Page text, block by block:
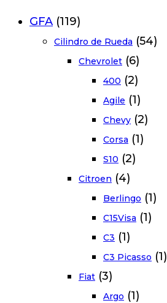
GFA (119)
Cilindro de Rueda (54)
Chevrolet (6)
400 (2)
Agile (1)
Chevy (2)
Corsa (1)
S10 (2)
Citroen (4)
Berlingo (1)
C15Visa (1)
C3 (1)
C3 Picasso (1)
Fiat (3)
Argo (1)